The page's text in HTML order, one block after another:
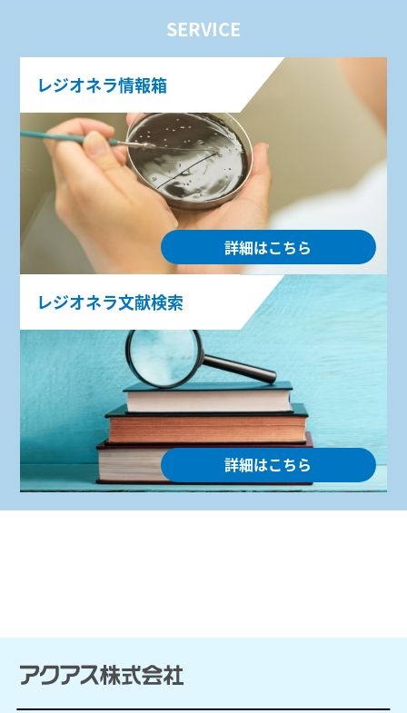
SERVICE
レジオネラ情報箱
詳細はこちら
レジオネラ文献検索
詳細はこちら